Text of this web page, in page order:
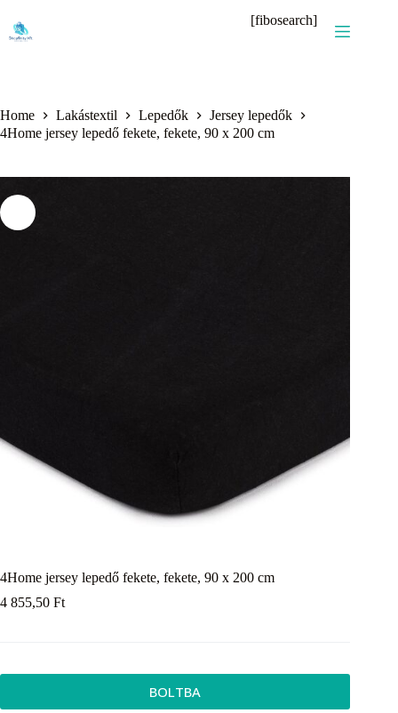
content
[fibosearch]
Home Lakástextil Lepedők
Jersey lepedők
4Home jersey lepedő fekete, fekete, 90 x 200 cm
4Home jersey lepedő fekete, fekete, 90 x 200 cm
4 855,50 Ft
BOLTBA